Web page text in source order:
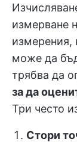
измерване
измерения,
може да
трябва да
за да
Три често
Стори